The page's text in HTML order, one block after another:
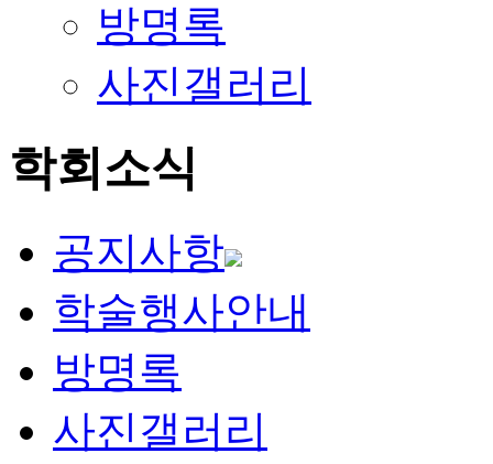
방명록
사진갤러리
학회소식
공지사항
학술행사안내
방명록
사진갤러리